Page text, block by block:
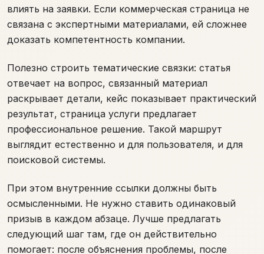
влиять на заявки. Если коммерческая страница не
связана с экспертными материалами, ей сложнее
доказать компетентность компании.
Полезно строить тематические связки: статья
отвечает на вопрос, связанный материал
раскрывает детали, кейс показывает практический
результат, страница услуги предлагает
профессиональное решение. Такой маршрут
выглядит естественно и для пользователя, и для
поисковой системы.
При этом внутренние ссылки должны быть
осмысленными. Не нужно ставить одинаковый
призыв в каждом абзаце. Лучше предлагать
следующий шаг там, где он действительно
помогает: после объяснения проблемы, после